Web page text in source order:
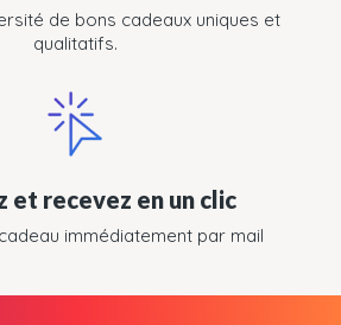
de bons cadeaux uniques et
qualitatifs.
et recevez en un clic
immédiatement par mail